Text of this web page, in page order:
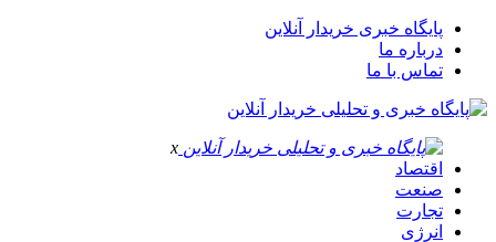
پایگاه خبری خریدار آنلاین
درباره ما
تماس با ما
x
اقتصاد
صنعت
تجارت
انرژی